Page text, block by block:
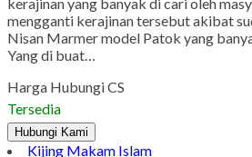
Model Nisan Patok Makam Marmer
Model Nisan Patok Makam Marmer
Dikesempatan kali ini kami akan
kerajinan yang banyak di cari oleh
mengganti kerajinan tersebut akibat
Nisan Marmer model Patok yang
Yang di buat…
Harga Hubungi CS